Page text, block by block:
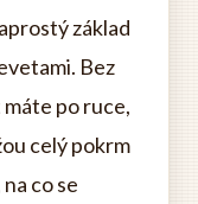
základ
Bez
po ruce,
celý pokrm
co se